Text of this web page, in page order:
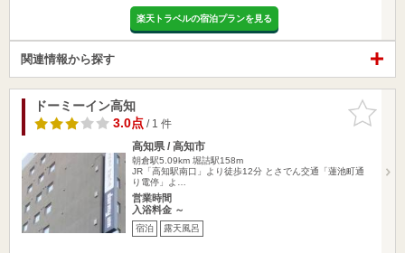
楽天トラベルの宿泊プランを見る
関連情報から探す
お気に入
りに追加
ドーミーイン高知
3.0点/ 1 件
高知県 / 高知市
朝倉駅5.09km 堀詰駅158m
JR「高知駅南口」より徒歩12分 とさでん交通「蓮池町通
り電停」よ…
営業時間
入浴料金 ～
宿泊 露天風呂